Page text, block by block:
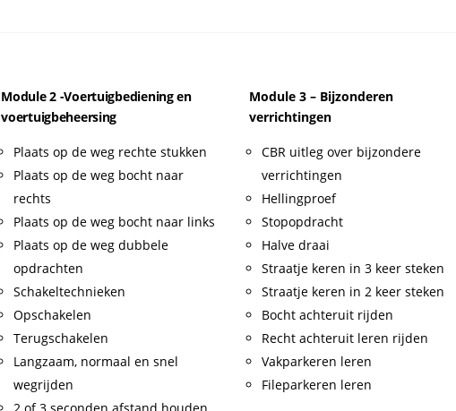
Module 2 -Voertuigbediening en
voertuigbeheersing
Plaats op de weg rechte stukken
Plaats op de weg bocht naar
rechts
Plaats op de weg bocht naar links
Plaats op de weg dubbele
opdrachten
Schakeltechnieken
Opschakelen
Terugschakelen
Langzaam, normaal en snel
wegrijden
Module 3 – Bijzonderen
verrichtingen
CBR uitleg over bijzondere
verrichtingen
Hellingproef
Stopopdracht
Halve draai
Straatje keren in 3 keer steken
Straatje keren in 2 keer steken
Bocht achteruit rijden
Recht achteruit leren rijden
Vakparkeren leren
Fileparkeren leren